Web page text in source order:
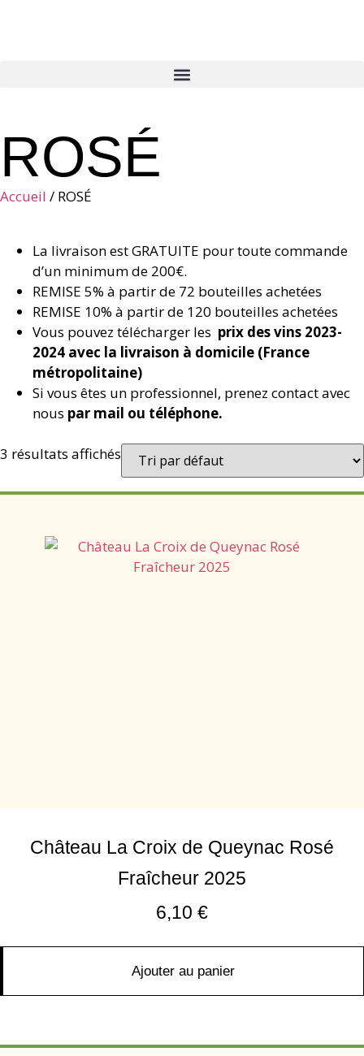
ROSÉ
Accueil / ROSÉ
La livraison est GRATUITE pour toute commande
d’un minimum de 200€.
REMISE 5% à partir de 72 bouteilles achetées
REMISE 10% à partir de 120 bouteilles achetées
Vous pouvez télécharger les prix des vins 2023-
2024 avec la livraison à domicile (France
métropolitaine)
Si vous êtes un professionnel, prenez contact avec
nous par mail ou téléphone.
3 résultats affichés
Château La Croix de Queynac Rosé
Fraîcheur 2025
6,10 €
Ajouter au panier